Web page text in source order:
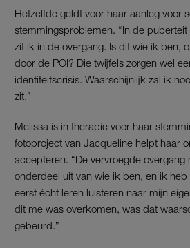
Hetzelfde geldt voor haar aanleg voor
stemmingsproblemen. “In de
zit ik in de overgang. Is dit wie ik ben,
door de POI? Die twijfels zorgen wel
identiteitscrisis. Waarschijnlijk zal ik
zit.”
Melissa is in therapie voor haar
fotoproject van Jacqueline helpt haar
accepteren. “De vervroegde overgang
onderdeel uit van wie ik ben, en ik
eerst écht leren luisteren naar mijn
dit me was overkomen, was dat
gebeurd.”